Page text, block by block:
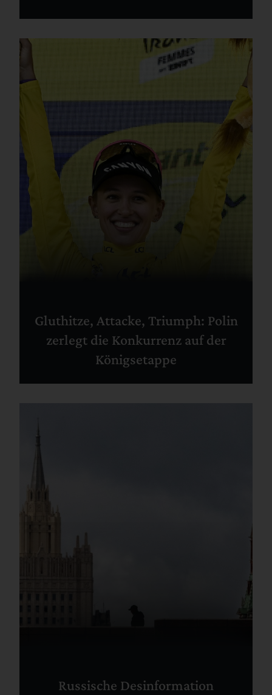
Gluthitze, Attacke, Triumph: Polin
zerlegt die Konkurrenz auf der
Königsetappe
Russische Desinformation